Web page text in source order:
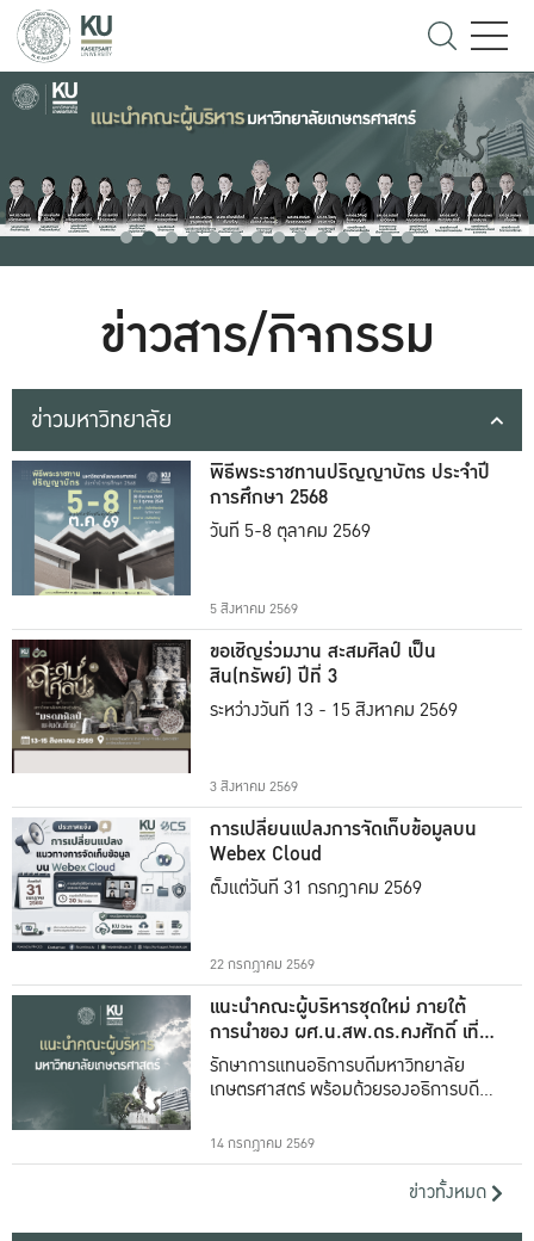
ข่าวสาร/กิจกรรม
ข่าวมหาวิทยาลัย
พิธีพระราชทานปริญญาบัตร ประจำปี
การศึกษา 2568
วันที่ 5-8 ตุลาคม 2569
5 สิงหาคม 2569
ขอเชิญร่วมงาน สะสมศิลป์ เป็น
สิน(ทรัพย์) ปีที่ 3
ระหว่างวันที่ 13 - 15 สิงหาคม 2569
3 สิงหาคม 2569
การเปลี่ยนแปลงการจัดเก็บข้อมูลบน
Webex Cloud
ตั้งแต่วันที่ 31 กรกฎาคม 2569
22 กรกฎาคม 2569
แนะนำคณะผู้บริหารชุดใหม่ ภายใต้
การนำของ ผศ.น.สพ.ดร.คงศักดิ์ เที่ยง
ธรรม
รักษาการแทนอธิการบดีมหาวิทยาลัย
เกษตรศาสตร์ พร้อมด้วยรองอธิการบดีทั้ง
14 กรกฎาคม 2569
ข่าวทั้งหมด